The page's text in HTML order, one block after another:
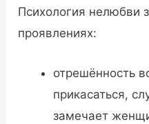
Психология нелюбви
проявлениях:
отрешённость
прикасаться,
замечает